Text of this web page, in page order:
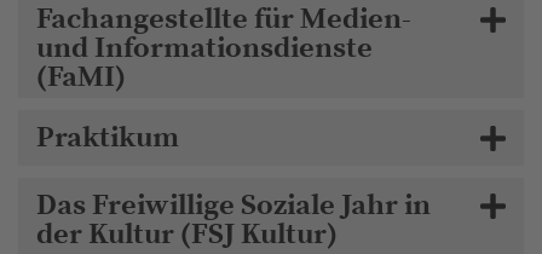
Fachangestellte für Medien-
und Informationsdienste
(FaMI)
Praktikum
Das Freiwillige Soziale Jahr in
der Kultur (FSJ Kultur)